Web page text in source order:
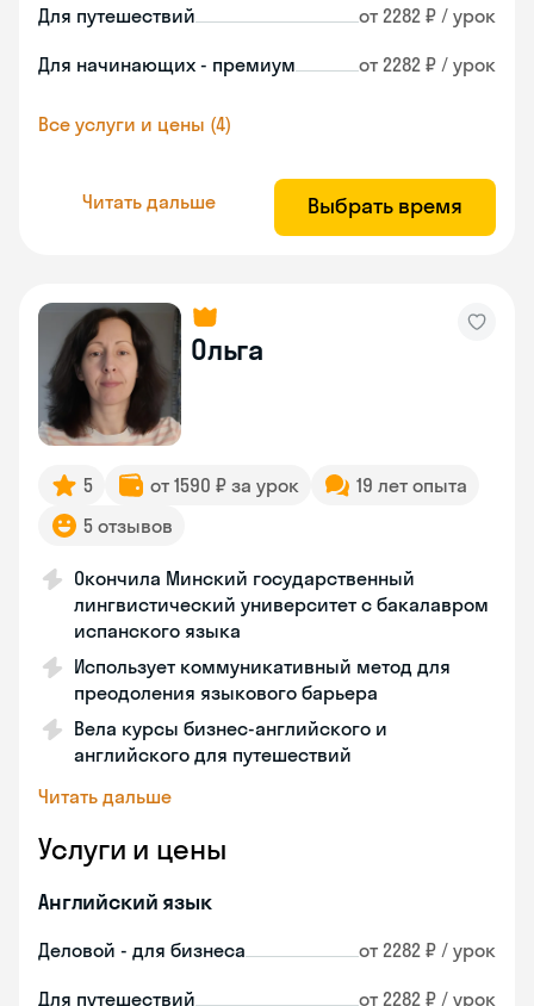
Для путешествий от 2282 ₽ / урок
Для начинающих - премиум от 2282 ₽ / урок
Все услуги и цены (4)
Читать дальше Выбрать время
Ольга
5 от 1590 ₽ за урок
19 лет опыта
5 отзывов
Окончила Минский государственный
лингвистический университет с бакалавром
испанского языка
Использует коммуникативный метод для
преодоления языкового барьера
Вела курсы бизнес-английского и
английского для путешествий
Читать дальше
Услуги и цены
Английский язык
Деловой - для бизнеса от 2282 ₽ / урок
Для путешествий от 2282 ₽ / урок